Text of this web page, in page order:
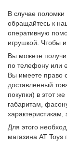
В случае поломки
обращайтесь к
оперативную
игрушкой. Чтобы
Вы можете
по телефону или
Вы имеете право
доставленный
покупки) в этот
габаритам,
Для этого
магазина AT